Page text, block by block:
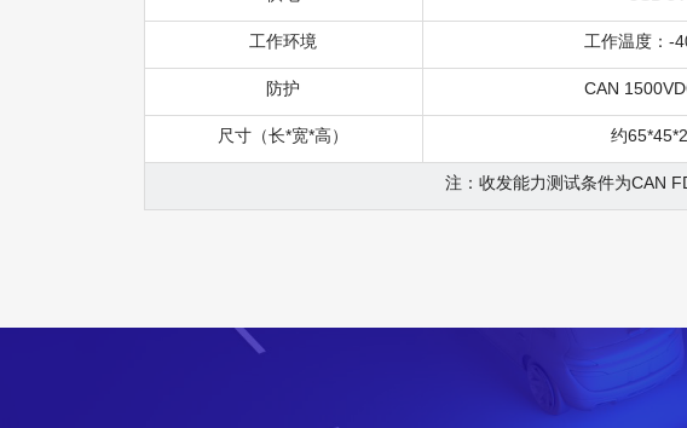
工作环境 工作温度：
防护 CAN
尺寸（长*宽*高） 约
注：收发能力测试条件为CAN